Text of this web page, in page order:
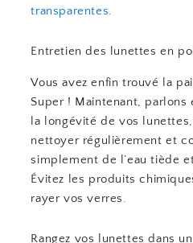
transparentes.
Entretien des lunettes en
Vous avez enfin trouvé la
Super ! Maintenant, parlons
la longévité de vos
nettoyer régulièrement et
simplement de l’eau tiède
Évitez les produits
rayer vos verres.
Rangez vos lunettes dans